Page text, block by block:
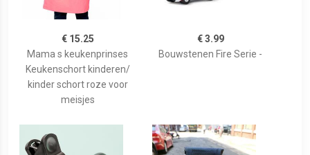
€ 15.25
Mama s keukenprinses
Keukenschort kinderen/
kinder schort roze voor
meisjes
€ 3.99
Bouwstenen Fire Serie -